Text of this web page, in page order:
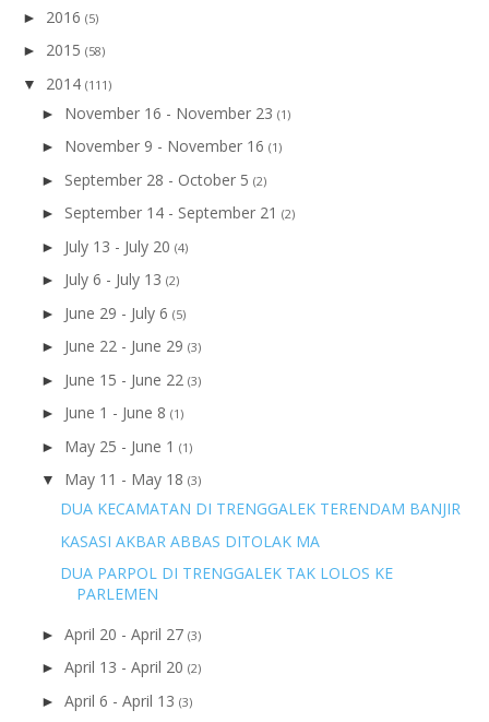
► 2016 (5)
► 2015 (58)
▼ 2014 (111)
► November 16 - November 23 (1)
► November 9 - November 16 (1)
► September 28 - October 5 (2)
► September 14 - September 21 (2)
► July 13 - July 20 (4)
► July 6 - July 13 (2)
► June 29 - July 6 (5)
► June 22 - June 29 (3)
► June 15 - June 22 (3)
► June 1 - June 8 (1)
► May 25 - June 1 (1)
▼ May 11 - May 18 (3)
DUA KECAMATAN DI TRENGGALEK TERENDAM BANJIR
KASASI AKBAR ABBAS DITOLAK MA
DUA PARPOL DI TRENGGALEK TAK LOLOS KE
PARLEMEN
► April 20 - April 27 (3)
► April 13 - April 20 (2)
► April 6 - April 13 (3)